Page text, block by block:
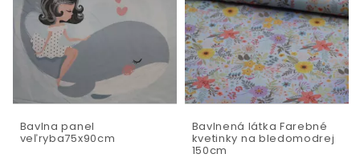
Bavlna panel
veľryba75x90cm
Bavlnená látka Farebné
kvetinky na bledomodrej
150cm